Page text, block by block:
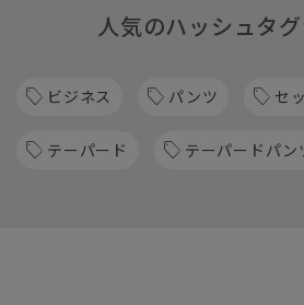
人気のハッシュタ
ビジネス パンツ セ
テーパード テーパードパン